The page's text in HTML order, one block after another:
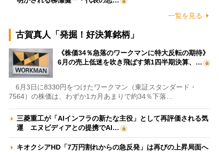
一覧を見る
古賀真人「発掘！好決算銘柄」
《株価34％急落のワークマンに特大反転の期待》
6月の売上低迷を吹き飛ばす第1四半期決算、…
6月3日に8330円をつけたワークマン（東証スタンダード・
7564）の株価は、わずか1カ月あまりで約34％下落…
三菱重工が「AIインフラの新たな主役」として再評価される気
運 エヌビディアとの提携でAI…
キオクシアHD「7万円割れからの急反発」は再びの上昇局面へ